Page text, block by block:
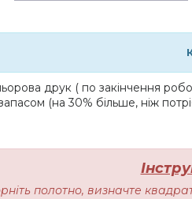
друк ( по закінчення
(на 30% більше, ніж
полотно, визначте